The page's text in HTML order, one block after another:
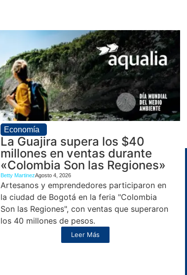
Economía
La Guajira supera los $40
millones en ventas durante
«Colombia Son las Regiones»
Betty MartinezAgosto 4, 2026
Artesanos y emprendedores participaron en
la ciudad de Bogotá en la feria "Colombia
Son las Regiones", con ventas que superaron
los 40 millones de pesos.
Leer Más